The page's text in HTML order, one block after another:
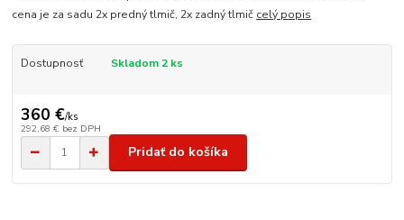
cena je za sadu 2x predný tlmič, 2x zadný tlmič celý popis
Dostupnosť Skladom 2 ks
360 €/ks
292,68 € bez DPH
Pridať do košíka